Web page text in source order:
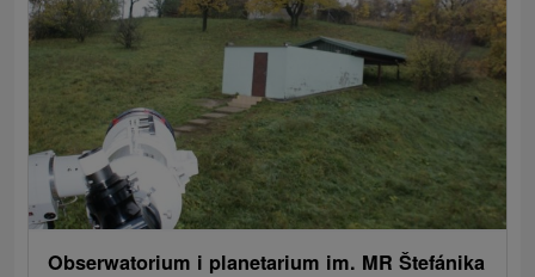
Obserwatorium i planetarium im. MR Štefánika